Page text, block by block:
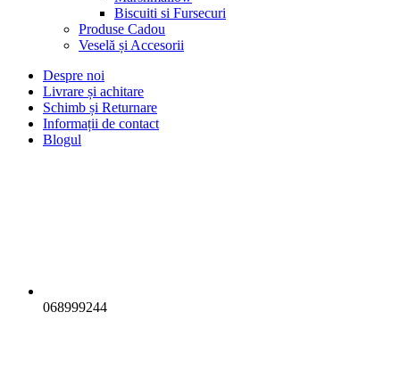
Biscuiti si Fursecuri
Produse Cadou
Veselă și Accesorii
Despre noi
Livrare și achitare
Schimb și Returnare
Informații de contact
Blogul
068999244